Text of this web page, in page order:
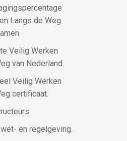
Langs de Weg
Veilig Werken
van Nederland.
Veilig Werken
certificaat.
en regelgeving.